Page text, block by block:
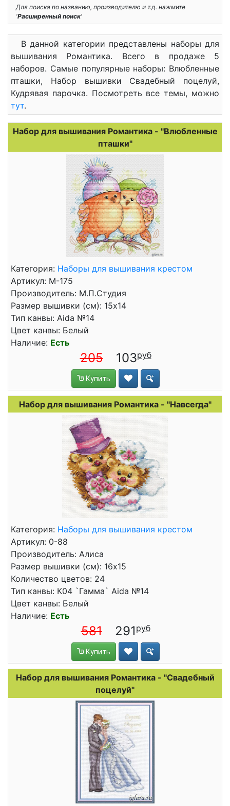
Для поиска по названию, производителю и т.д. нажмите
'Расширенный поиск'
В данной категории представлены наборы для
вышивания Романтика. Всего в продаже 5
наборов. Самые популярные наборы: Влюбленные
пташки, Набор вышивки Свадебный поцелуй,
Кудрявая парочка. Посмотреть все темы, можно
тут.
Набор для вышивания Романтика - "Влюбленные
пташки"
Категория: Наборы для вышивания крестом
Артикул: М-175
Производитель: М.П.Студия
Размер вышивки (см): 15x14
Тип канвы: Aida №14
Цвет канвы: Белый
Наличие: Есть
205 103
Купить
Набор для вышивания Романтика - "Навсегда"
Категория: Наборы для вышивания крестом
Артикул: 0-88
Производитель: Алиса
Размер вышивки (см): 16x15
Количество цветов: 24
Тип канвы: К04 `Гамма` Aida №14
Цвет канвы: Белый
Наличие: Есть
581 291
Купить
Набор для вышивания Романтика - "Свадебный
поцелуй"